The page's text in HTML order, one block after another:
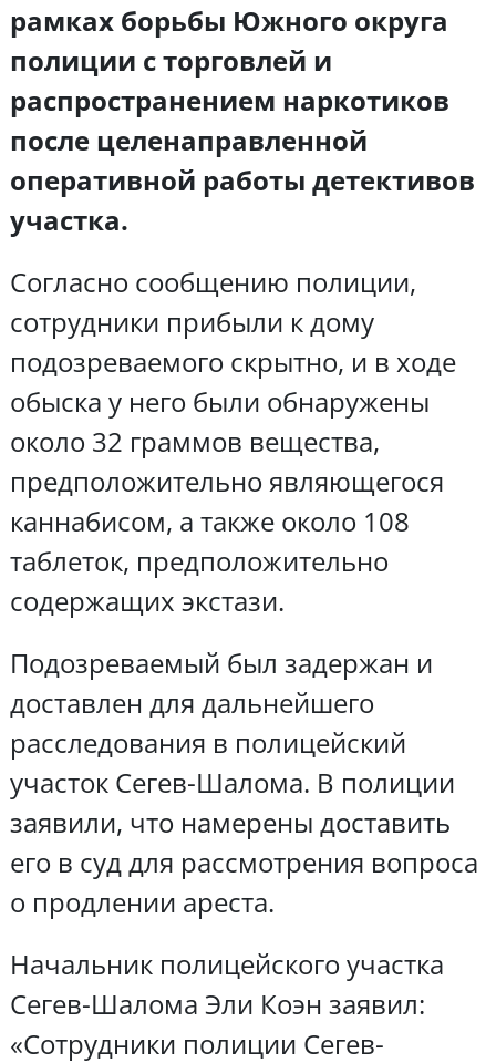
рамках борьбы Южного округа
полиции с торговлей и
распространением наркотиков
после целенаправленной
оперативной работы детективов
участка.
Согласно сообщению полиции,
сотрудники прибыли к дому
подозреваемого скрытно, и в ходе
обыска у него были обнаружены
около 32 граммов вещества,
предположительно являющегося
каннабисом, а также около 108
таблеток, предположительно
содержащих экстази.
Подозреваемый был задержан и
доставлен для дальнейшего
расследования в полицейский
участок Сегев-Шалома. В полиции
заявили, что намерены доставить
его в суд для рассмотрения вопроса
о продлении ареста.
Начальник полицейского участка
Сегев-Шалома Эли Коэн заявил:
«Сотрудники полиции Сегев-